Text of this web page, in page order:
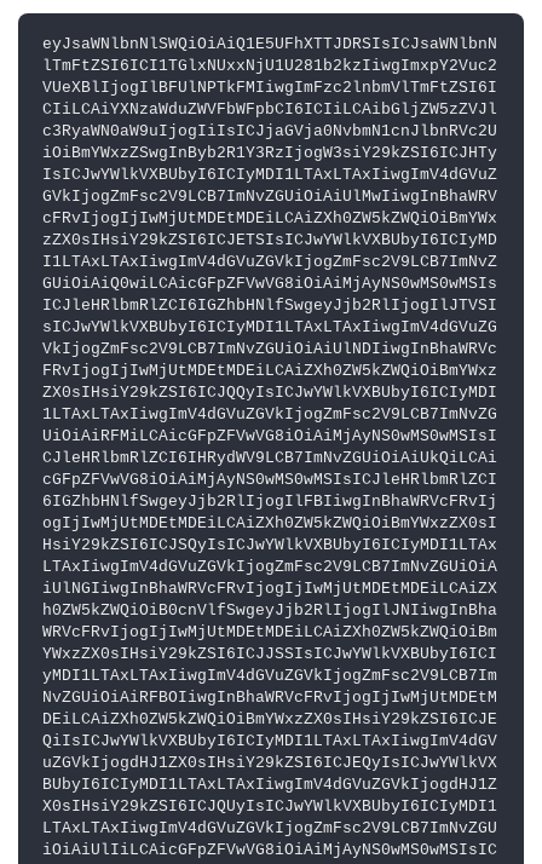
eyJsaWNlbnNlSWQiOiAiQ1E5UFhXTTJDRSIsICJsaWNlbnN
lTmFtZSI6ICI1TGlxNUxxNjU1U281b2kzIiwgImxpY2Vuc2
VUeXBlIjogIlBFUlNPTkFMIiwgImFzc2lnbmVlTmFtZSI6I
CIiLCAiYXNzaWduZWVFbWFpbCI6ICIiLCAibGljZW5zZVJl
c3RyaWN0aW9uIjogIiIsICJjaGVja0NvbmN1cnJlbnRVc2U
iOiBmYWxzZSwgInByb2R1Y3RzIjogW3siY29kZSI6ICJHTy
IsICJwYWlkVXBUbyI6ICIyMDI1LTAxLTAxIiwgImV4dGVuZ
GVkIjogZmFsc2V9LCB7ImNvZGUiOiAiUlMwIiwgInBhaWRV
cFRvIjogIjIwMjUtMDEtMDEiLCAiZXh0ZW5kZWQiOiBmYWx
zZX0sIHsiY29kZSI6ICJETSIsICJwYWlkVXBUbyI6ICIyMD
I1LTAxLTAxIiwgImV4dGVuZGVkIjogZmFsc2V9LCB7ImNvZ
GUiOiAiQ0wiLCAicGFpZFVwVG8iOiAiMjAyNS0wMS0wMSIs
ICJleHRlbmRlZCI6IGZhbHNlfSwgeyJjb2RlIjogIlJTVSI
sICJwYWlkVXBUbyI6ICIyMDI1LTAxLTAxIiwgImV4dGVuZG
VkIjogZmFsc2V9LCB7ImNvZGUiOiAiUlNDIiwgInBhaWRVc
FRvIjogIjIwMjUtMDEtMDEiLCAiZXh0ZW5kZWQiOiBmYWxz
ZX0sIHsiY29kZSI6ICJQQyIsICJwYWlkVXBUbyI6ICIyMDI
1LTAxLTAxIiwgImV4dGVuZGVkIjogZmFsc2V9LCB7ImNvZG
UiOiAiRFMiLCAicGFpZFVwVG8iOiAiMjAyNS0wMS0wMSIsI
CJleHRlbmRlZCI6IHRydWV9LCB7ImNvZGUiOiAiUkQiLCAi
cGFpZFVwVG8iOiAiMjAyNS0wMS0wMSIsICJleHRlbmRlZCI
6IGZhbHNlfSwgeyJjb2RlIjogIlFBIiwgInBhaWRVcFRvIj
ogIjIwMjUtMDEtMDEiLCAiZXh0ZW5kZWQiOiBmYWxzZX0sI
HsiY29kZSI6ICJSQyIsICJwYWlkVXBUbyI6ICIyMDI1LTAx
LTAxIiwgImV4dGVuZGVkIjogZmFsc2V9LCB7ImNvZGUiOiA
iUlNGIiwgInBhaWRVcFRvIjogIjIwMjUtMDEtMDEiLCAiZX
h0ZW5kZWQiOiB0cnVlfSwgeyJjb2RlIjogIlJNIiwgInBha
WRVcFRvIjogIjIwMjUtMDEtMDEiLCAiZXh0ZW5kZWQiOiBm
YWxzZX0sIHsiY29kZSI6ICJJSSIsICJwYWlkVXBUbyI6ICI
yMDI1LTAxLTAxIiwgImV4dGVuZGVkIjogZmFsc2V9LCB7Im
NvZGUiOiAiRFBOIiwgInBhaWRVcFRvIjogIjIwMjUtMDEtM
DEiLCAiZXh0ZW5kZWQiOiBmYWxzZX0sIHsiY29kZSI6ICJE
QiIsICJwYWlkVXBUbyI6ICIyMDI1LTAxLTAxIiwgImV4dGV
uZGVkIjogdHJ1ZX0sIHsiY29kZSI6ICJEQyIsICJwYWlkVX
BUbyI6ICIyMDI1LTAxLTAxIiwgImV4dGVuZGVkIjogdHJ1Z
X0sIHsiY29kZSI6ICJQUyIsICJwYWlkVXBUbyI6ICIyMDI1
LTAxLTAxIiwgImV4dGVuZGVkIjogZmFsc2V9LCB7ImNvZGU
iOiAiUlIiLCAicGFpZFVwVG8iOiAiMjAyNS0wMS0wMSIsIC